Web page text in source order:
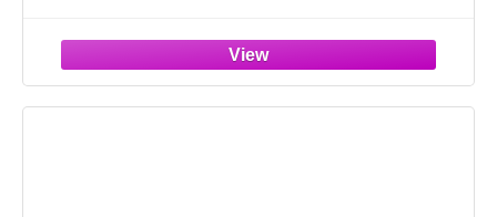
Cassetto Raccoglibriciole, 950W, Crema